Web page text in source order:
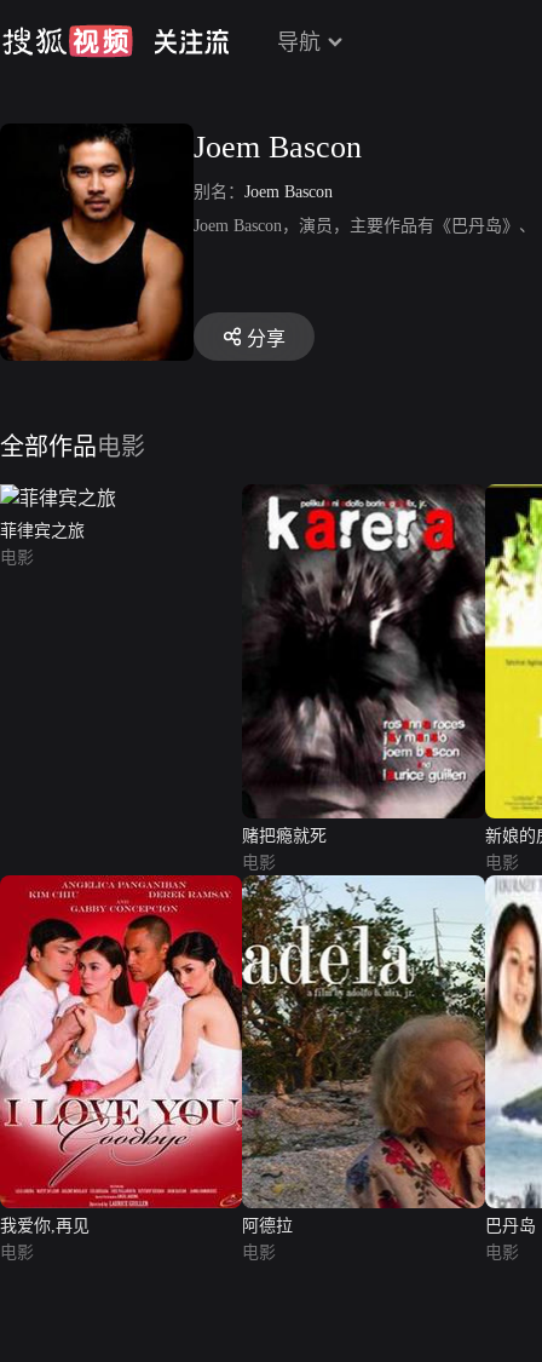
导航
Joem Bascon
别名： Joem Bascon
Joem Bascon，演员，主要作品有《巴丹岛》
分享
全部作品电影
菲律宾之旅
电影
赌把瘾就死
电影
新娘的
电影
我爱你,再见
电影
阿德拉
电影
巴丹岛
电影